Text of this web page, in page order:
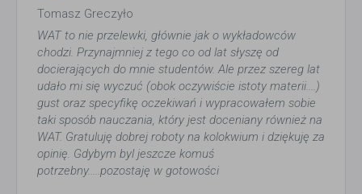
Tomasz Greczyło
WAT to nie przelewki, głównie jak o wykładowców
chodzi. Przynajmniej z tego co od lat słyszę od
docierających do mnie studentów. Ale przez szereg lat
udało mi się wyczuć (obok oczywiście istoty materii....)
gust oraz specyfikę oczekiwań i wypracowałem sobie
taki sposób nauczania, który jest doceniany również na
WAT. Gratuluję dobrej roboty na kolokwium i dziękuję za
opinię. Gdybym byl jeszcze komuś
potrzebny.....pozostaję w gotowości